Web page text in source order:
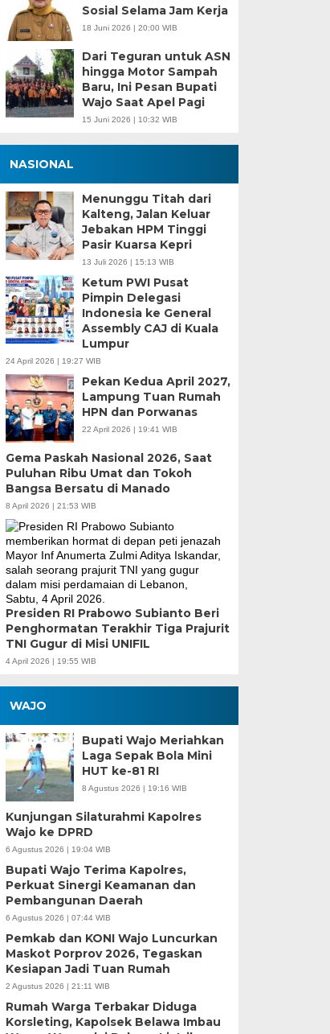
Sosial Selama Jam Kerja
18 Juni 2026 | 20:00 WIB
Dari Teguran untuk ASN
hingga Motor Sampah
Baru, Ini Pesan Bupati
Wajo Saat Apel Pagi
15 Juni 2026 | 10:32 WIB
NASIONAL
Menunggu Titah dari
Kalteng, Jalan Keluar
Jebakan HPM Tinggi
Pasir Kuarsa Kepri
13 Juli 2026 | 15:13 WIB
Ketum PWI Pusat
Pimpin Delegasi
Indonesia ke General
Assembly CAJ di Kuala
Lumpur
24 April 2026 | 19:27 WIB
Pekan Kedua April 2027,
Lampung Tuan Rumah
HPN dan Porwanas
22 April 2026 | 19:41 WIB
Gema Paskah Nasional 2026, Saat
Puluhan Ribu Umat dan Tokoh
Bangsa Bersatu di Manado
8 April 2026 | 21:53 WIB
Presiden RI Prabowo Subianto Beri
Penghormatan Terakhir Tiga Prajurit
TNI Gugur di Misi UNIFIL
4 April 2026 | 19:55 WIB
WAJO
Bupati Wajo Meriahkan
Laga Sepak Bola Mini
HUT ke-81 RI
8 Agustus 2026 | 19:16 WIB
Kunjungan Silaturahmi Kapolres
Wajo ke DPRD
6 Agustus 2026 | 19:04 WIB
Bupati Wajo Terima Kapolres,
Perkuat Sinergi Keamanan dan
Pembangunan Daerah
6 Agustus 2026 | 07:44 WIB
Pemkab dan KONI Wajo Luncurkan
Maskot Porprov 2026, Tegaskan
Kesiapan Jadi Tuan Rumah
2 Agustus 2026 | 21:11 WIB
Rumah Warga Terbakar Diduga
Korsleting, Kapolsek Belawa Imbau